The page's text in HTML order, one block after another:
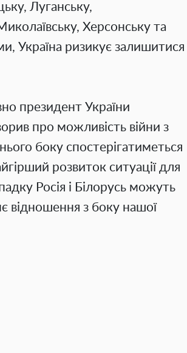
Луганську,
Херсонську та
Україна ризикує залишитися
президент України
про можливість війни з
боку спостерігатиметься
розвиток ситуації для
Росія і Білорусь можуть
відношення з боку нашої